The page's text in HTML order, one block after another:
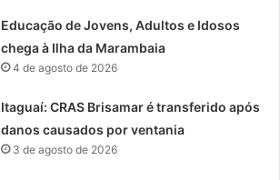
Educação de Jovens, Adultos e Idosos
chega à Ilha da Marambaia
4 de agosto de 2026
Itaguaí: CRAS Brisamar é transferido após
danos causados por ventania
3 de agosto de 2026